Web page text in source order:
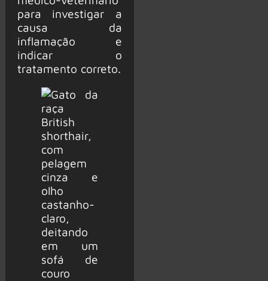
para investigar a
causa da
inflamação e
indicar o
tratamento correto.